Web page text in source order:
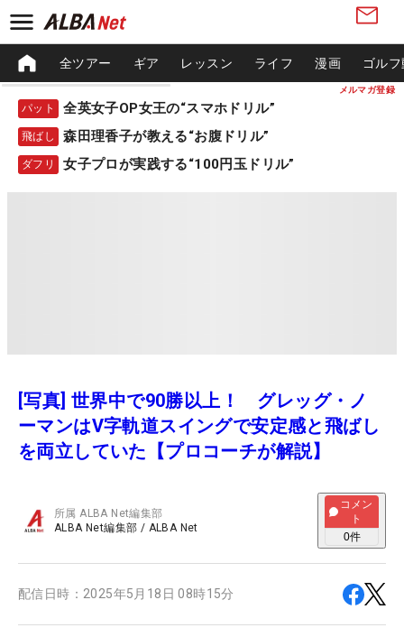
メルマガ登録
全ツアー ギア レッスン ライフ 漫画 ゴル
パット 全英女子OP女王の“スマホドリル”
飛ばし 森田理香子が教える“お腹ドリル”
ダフリ 女子プロが実践する“100円玉ドリル”
[写真] 世界中で90勝以上！ グレッグ・ノ
ーマンはV字軌道スイングで安定感と飛ばし
を両立していた【プロコーチが解説】
所属ALBA Net編集部
ALBA Net編集部 / ALBA Net
コメン
ト
0件
配信日時： 2025年5月18日 08時15分